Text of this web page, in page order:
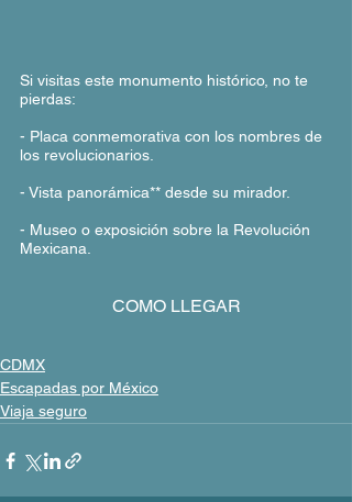
Si visitas este monumento histórico, no te
pierdas:
- Placa conmemorativa con los nombres de
los revolucionarios.
- Vista panorámica** desde su mirador.
- Museo o exposición sobre la Revolución
Mexicana.
COMO LLEGAR
CDMX
Escapadas por México
Viaja seguro